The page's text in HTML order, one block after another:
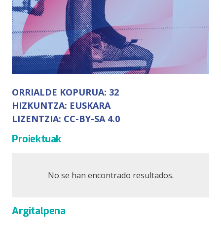
ORRIALDE KOPURUA: 32
HIZKUNTZA: EUSKARA
LIZENTZIA: CC-BY-SA 4.0
Proiektuak
No se han encontrado resultados.
Argitalpena